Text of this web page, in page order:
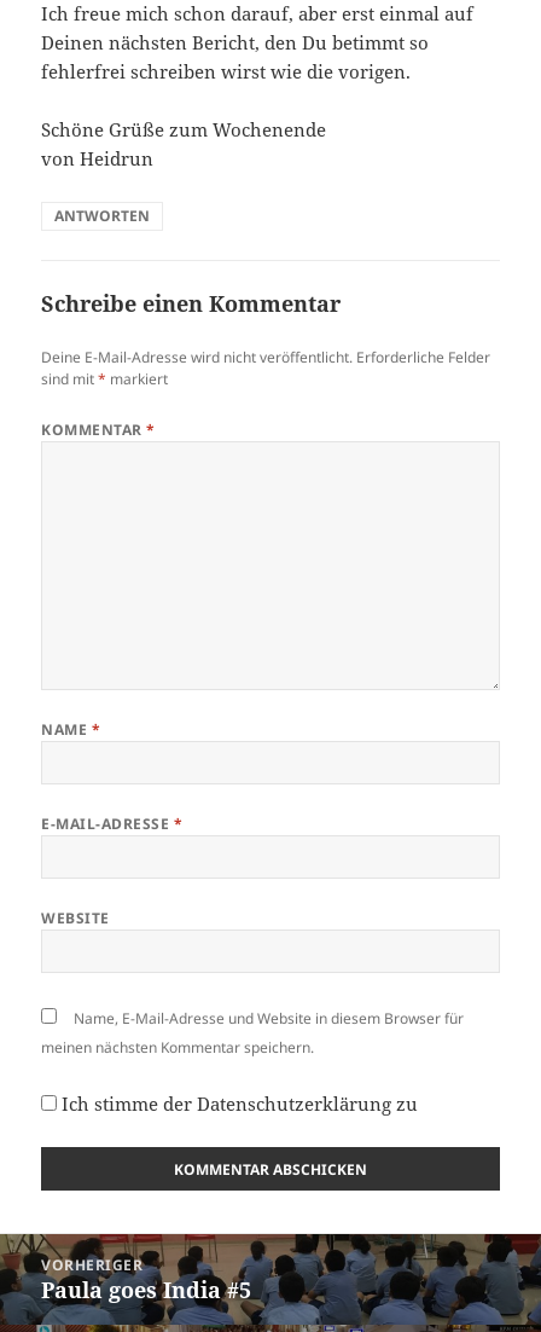
Ich freue mich schon darauf, aber erst einmal auf
Deinen nächsten Bericht, den Du betimmt so
fehlerfrei schreiben wirst wie die vorigen.
Schöne Grüße zum Wochenende
von Heidrun
ANTWORTEN
Schreibe einen Kommentar
Deine E-Mail-Adresse wird nicht veröffentlicht. Erforderliche Felder
sind mit* markiert
KOMMENTAR*
NAME *
E-MAIL-ADRESSE *
WEBSITE
Name, E-Mail-Adresse und Website in diesem Browser für
meinen nächsten Kommentar speichern.
Ich stimme derDatenschutzerklärung zu
Beitragsnavigation
VORHERIGER
Vorheriger
Beitrag:
Paula goes India #5